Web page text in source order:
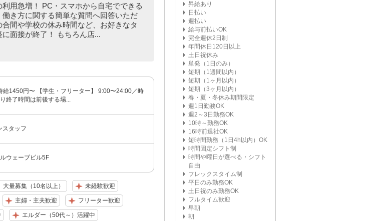
用急増！ PC・スマホから自宅でできる
き方に関する簡単な質問へ回答いただ
合間や学校の休み時間など、お好きなタ
面接が終了！ もちろん店...
給1450円〜 【学生・フリーター】 9:00〜24:00／時
終了時間は前後する場...
スタッフ
ウェーブビル5F
大量募集（10名以上） 未経験歓迎
主婦・主夫歓迎 フリーター歓迎
エルダー（50代～）活躍中
昇給あり
日払い
週払い
給与前払いOK
完全週休2日制
年間休日120日以上
土日祝休み
単発（1日のみ）
短期（1週間以内）
短期（1ヶ月以内）
短期（3ヶ月以内）
春・夏・冬休み期間限定
週1日勤務OK
週2～3日勤務OK
10時～勤務OK
16時前退社OK
短時間勤務（1日4h以内）OK
時間固定シフト制
時間や曜日が選べる・シフト
自由
フレックスタイム制
平日のみ勤務OK
土日祝のみ勤務OK
フルタイム歓迎
早朝
朝